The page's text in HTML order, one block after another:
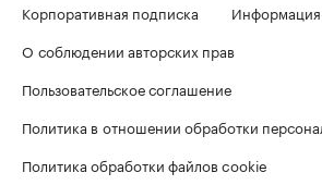
Корпоративная подписка
Информация
О соблюдении авторских прав
Пользовательское соглашение
Политика в отношении обработки
Политика обработки файлов cookie